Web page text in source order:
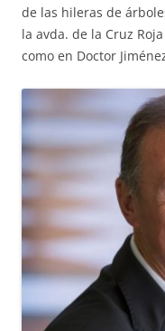
de las hileras de
la avda. de la Cruz Roja
como en Doctor